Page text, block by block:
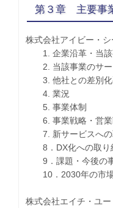
第３章 主要事
株式会社アイビー・シ
1. 企業沿革・当該
2. 当該事業のサー
3. 他社との差別化
4. 業況
5. 事業体制
6. 事業戦略・営業
7. 新サービスへの
8．DX化への取り
9．課題・今後の
10．2030年の市場
株式会社エイチ・ユー